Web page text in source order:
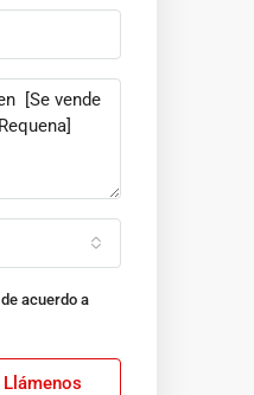
acuerdo a
Llámenos